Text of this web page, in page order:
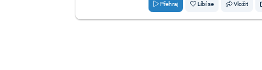
Přehraj Líbí se Vložit